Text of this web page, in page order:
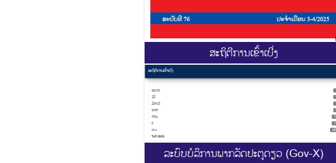
ສະ​ຖິ​ຕີການ​ເຂົ້າ​ເບີ່ງ
ລະບົບບໍລິການພາກລັດປະຕູດຽວ (Gov-X)